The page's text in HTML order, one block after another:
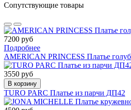
Сопутствующие товары
7200 руб
Подробнее
AMERICAN PRINCESS Платье
3550 руб
В корзину
TURO PARC Платье из парчи ДП42